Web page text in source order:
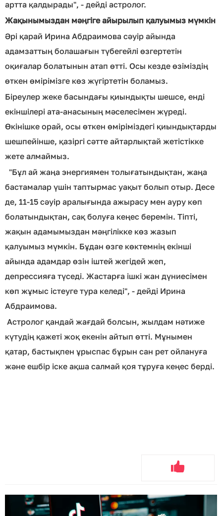
артта қалдырады", - дейді астролог.
Жақынымыздан мәңгіге айырылып қалуымыз мүмкін
Әрі қарай Ирина Абдраимова сәуір айында
адамзаттың болашағын түбегейлі өзгертетін
оқиғалар болатынын атап өтті. Осы кезде өзіміздің
өткен өмірімізге көз жүгіртетін боламыз.
Біреулер жеке басындағы қиындықты шешсе, енді
екіншілері ата-анасының мәселесімен жүреді.
Өкінішке орай, осы өткен өміріміздегі қиындықтарды
шешпейінше, қазіргі сәтте айтарлықтай жетістікке
жете алмаймыз.
"Бұл ай жаңа энергиямен толығатындықтан, жаңа
бастамалар үшін таптырмас уақыт болып отыр. Десе
де, 11-15 сәуір аралығында ажырасу мен ауру көп
болатындықтан, сақ болуға кеңес беремін. Тіпті,
жақын адамымыздан мәңгілікке көз жазып
қалуымыз мүмкін. Бұдан өзге көктемнің екінші
айында адамдар өзін іштей жегідей жеп,
депрессияға түседі. Жастарға ішкі жан дүниесімен
көп жұмыс істеуге тура келеді", - дейді Ирина
Абдраимова.
Астролог қандай жағдай болсын, жылдам нәтиже
күтудің қажеті жоқ екенін айтып өтті. Мұнымен
қатар, бастықпен ұрыспас бұрын сан рет ойлануға
және ешбір іске ақша салмай қоя тұруға кеңес берді.